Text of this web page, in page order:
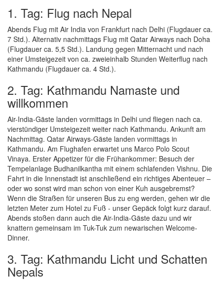
1. Tag: Flug nach Nepal
Abends Flug mit Air India von Frankfurt nach Delhi (Flugdauer ca.
7 Std.). Alternativ nachmittags Flug mit Qatar Airways nach Doha
(Flugdauer ca. 5,5 Std.). Landung gegen Mitternacht und nach
einer Umsteigezeit von ca. zweieinhalb Stunden Weiterflug nach
Kathmandu (Flugdauer ca. 4 Std.).
2. Tag: Kathmandu Namaste und
willkommen
Air-India-Gäste landen vormittags in Delhi und fliegen nach ca.
vierstündiger Umsteigezeit weiter nach Kathmandu. Ankunft am
Nachmittag. Qatar Airways-Gäste landen vormittags in
Kathmandu. Am Flughafen erwartet uns Marco Polo Scout
Vinaya. Erster Appetizer für die Frühankommer: Besuch der
Tempelanlage Budhanilkantha mit einem schlafenden Vishnu. Die
Fahrt in die Innenstadt ist anschließend ein richtiges Abenteuer –
oder wo sonst wird man schon von einer Kuh ausgebremst?
Wenn die Straßen für unseren Bus zu eng werden, gehen wir die
letzten Meter zum Hotel zu Fuß - unser Gepäck folgt kurz darauf.
Abends stoßen dann auch die Air-India-Gäste dazu und wir
knattern gemeinsam im Tuk-Tuk zum newarischen Welcome-
Dinner.
3. Tag: Kathmandu Licht und Schatten
Nepals